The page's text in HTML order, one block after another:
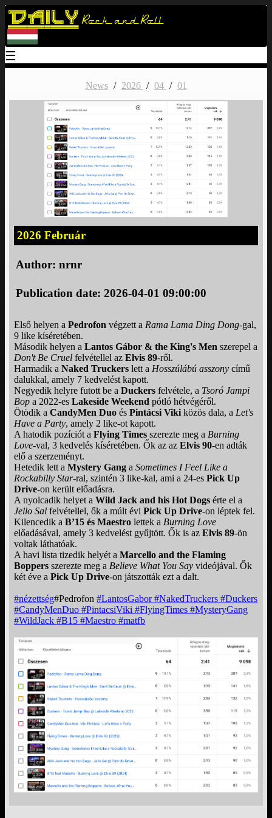
Daily Rock and Roll
☰
News / 2026 / 04 / 01
2026 Február
Author:nrnr
Publication date: 2026-04-01 09:00:00
Első helyen aPedrofon végzett a Rama Lama Ding Dong-gal,
9 like kíséretében.
Második helyen aLantos Gábor & the King's Men szerepel a
Don't Be Cruel felvétellel azElvis 89-ről.
Harmadik aNaked Truckers lett a Hosszúlábú asszony című
dalukkal, amely 7 kedvelést kapott.
Negyedik helyre futott be aDuckers felvétele, a Tsoró Jampi
Bop a 2022-esLakeside Weekend pótló hétvégéről.
Ötödik aCandyMen Duo ésPintácsi Viki közös dala, a Let's
Have a Party, amely 2 like-ot kapott.
A hatodik pozíciót aFlying Times szerezte meg a Burning
Love-val, 3 kedvelés kíséretében. Ők az azElvis 90-en adták
elő a szerzeményt.
Hetedik lett aMystery Gang aSometimes I Feel Like a
Rockabilly Star-ral, szintén 3 like-kal, ami a 24-esPick Up
Drive-on került előadásra.
A nyolcadik helyet aWild Jack and his Hot Dogs érte el a
Jello Sal felvétellel, ők a múlt éviPick Up Drive-on léptek fel.
Kilencedik aB’15 és Maestro lettek a Burning Love
előadásával, amely 3 kedvelést gyűjtött. Ők is azElvis 89-ön
voltak láthatóak.
A havi lista tizedik helyét aMarcello and the Flaming
Boppers szerezte meg a Believe What You Say videójával. Ők
két éve aPick Up Drive-on játszották ezt a dalt.
#nézettség#Pedrofon#LantosGabor#NakedTruckers#Duckers
#CandyMenDuo#PintacsiViki#FlyingTimes#MysteryGang
#WildJack#B15#Maestro#matfb